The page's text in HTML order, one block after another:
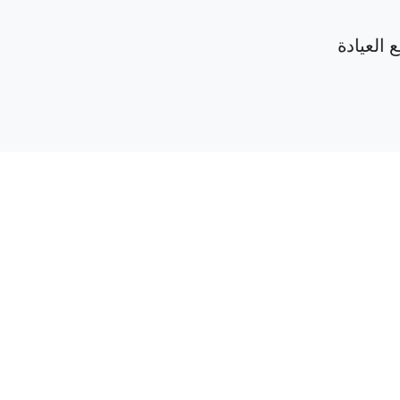
العيادة